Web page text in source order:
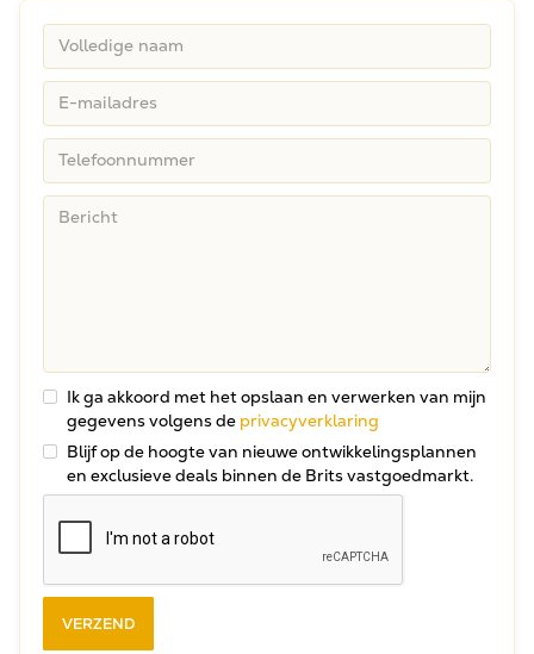
Ik ga akkoord met het opslaan en verwerken van mijn
gegevens volgens de privacyverklaring
Blijf op de hoogte van nieuwe ontwikkelingsplannen
en exclusieve deals binnen de Brits vastgoedmarkt.